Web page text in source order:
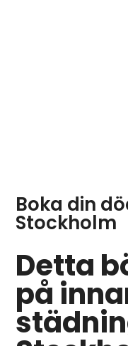
Boka din
Stockholm
Detta
på